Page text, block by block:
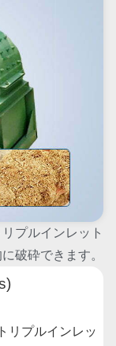
プルインレット
破砕できます。
リプルインレッ